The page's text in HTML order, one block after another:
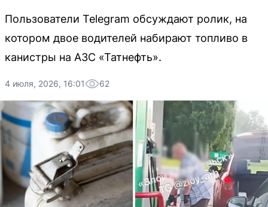
Пользователи Telegram обсуждают ролик, на
котором двое водителей набирают топливо в
канистры на АЗС «Татнефть».
4 июля, 2026, 16:01 62